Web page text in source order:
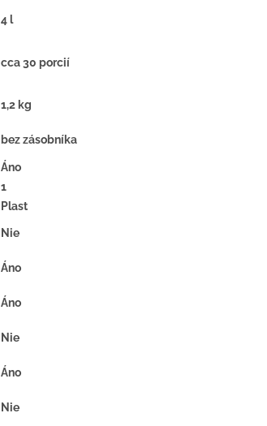
4 l
cca 30 porcií
1,2 kg
bez zásobníka
Áno
1
Plast
Nie
Áno
Áno
Nie
Áno
Nie